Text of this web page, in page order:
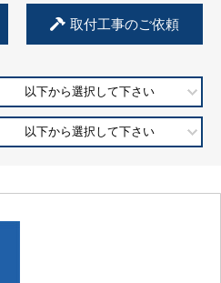
取付工事のご依頼
以下から選択して下さい
以下から選択して下さい